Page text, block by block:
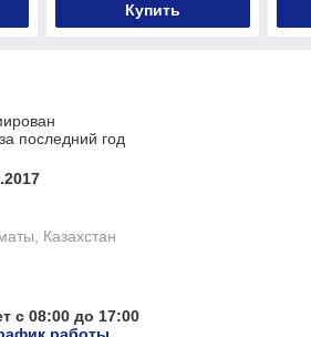
Купить
последний год
Казахстан
с 08:00 до 17:00